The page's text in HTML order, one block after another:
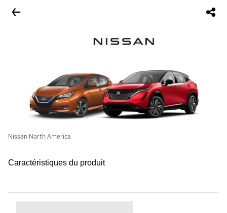
Nissan North America
Caractéristiques du produit